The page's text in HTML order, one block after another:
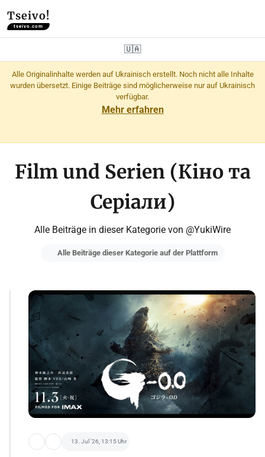
Tseivo!
tseivo.com
🇺🇦
Alle Originalinhalte werden auf Ukrainisch erstellt. Noch nicht alle Inhalte
wurden übersetzt. Einige Beiträge sind möglicherweise nur auf Ukrainisch
verfügbar.
Mehr erfahren
Film und Serien (Кіно та
Серіали)
Alle Beiträge in dieser Kategorie von @YukiWire
Alle Beiträge dieser Kategorie auf der Plattform
13. Jul '26, 13:15 Uhr